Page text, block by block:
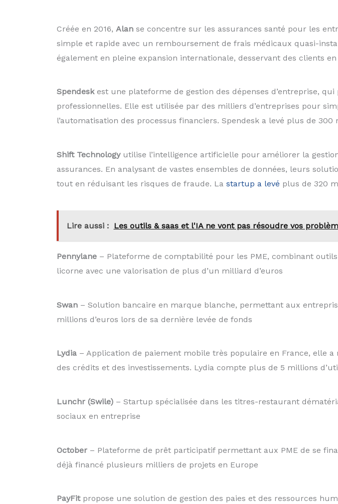
Créée en 2016, Alanse concentre sur les assurances santé pour les
simple et rapide avec un remboursement de frais médicaux quasi-
également en pleine expansion internationale, desservant des clients
Spendeskest une plateforme de gestion des dépenses d’entreprise,
professionnelles. Elle est utilisée par des milliers d’entreprises pour
l’automatisation des processus financiers. Spendesk a levé plus de
Shift Technologyutilise l’intelligence artificielle pour améliorer la
assurances. En analysant de vastes ensembles de données, leurs
tout en réduisant les risques de fraude. La startup a levé plus de 320
Lire aussi : Les outils & saas et l'IA ne vont pas résoudre vos
Pennylane– Plateforme de comptabilité pour les PME, combinant
licorne avec une valorisation de plus d’un milliard d’euros
Swan– Solution bancaire en marque blanche, permettant aux
millions d’euros lors de sa dernière levée de fonds
Lydia– Application de paiement mobile très populaire en France, elle
des crédits et des investissements. Lydia compte plus de 5 millions
Lunchr (Swile)– Startup spécialisée dans les titres-restaurant
sociaux en entreprise
October– Plateforme de prêt participatif permettant aux PME de se
déjà financé plusieurs milliers de projets en Europe
PayFitpropose une solution de gestion des paies et des ressources